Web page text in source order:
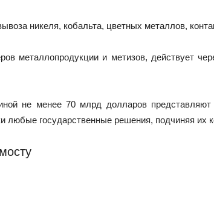
никеля, кобальта, цветных металлов,
металлопродукции и метизов, действует
не менее 70 млрд долларов
любые государственные решения, подчиняя их